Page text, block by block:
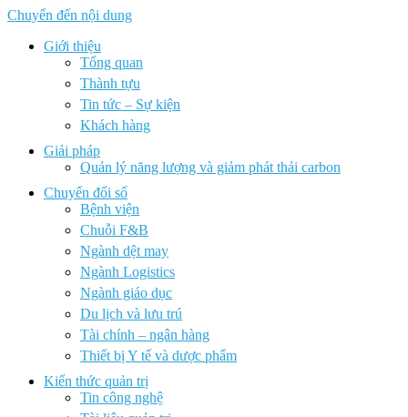
Chuyển đến nội dung
Giới thiệu
Tổng quan
Thành tựu
Tin tức – Sự kiện
Khách hàng
Giải pháp
Quản lý năng lượng và giảm phát thải carbon
Chuyển đổi số
Bệnh viện
Chuỗi F&B
Ngành dệt may
Ngành Logistics
Ngành giáo dục
Du lịch và lưu trú
Tài chính – ngân hàng
Thiết bị Y tế và dược phẩm
Kiến thức quản trị
Tin công nghệ